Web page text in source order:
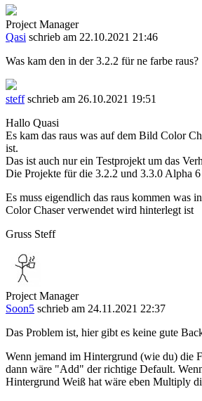
Project Manager
Qasi schrieb am 22.10.2021 21:46
Was kam den in der 3.2.2 für ne farbe raus?
steffschrieb am 26.10.2021 19:51
Hallo Quasi
Es kam das raus was auf dem Bild Color
ist.
Das ist auch nur ein Testprojekt um das
Die Projekte für die 3.2.2 und 3.3.0 Alpha
Es muss eigendlich das raus kommen was
Color Chaser verwendet wird hinterlegt ist
Gruss Steff
Project Manager
Soon5 schrieb am 24.11.2021 22:37
Das Problem ist, hier gibt es keine gute
Wenn jemand im Hintergrund (wie du) die
dann wäre "Add" der richtige Default.
Hintergrund Weiß hat wäre eben Multiply